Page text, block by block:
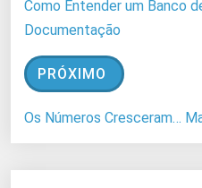
Como Entender um Banco
Documentação
PRÓXIMO
Os Números Cresceram…